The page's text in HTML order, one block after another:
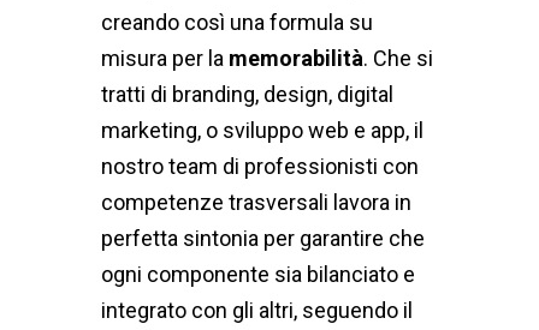
creando così una formula su
misura per la memorabilità. Che si
tratti di branding, design, digital
marketing, o sviluppo web e app, il
nostro team di professionisti con
competenze trasversali lavora in
perfetta sintonia per garantire che
ogni componente sia bilanciato e
integrato con gli altri, seguendo il